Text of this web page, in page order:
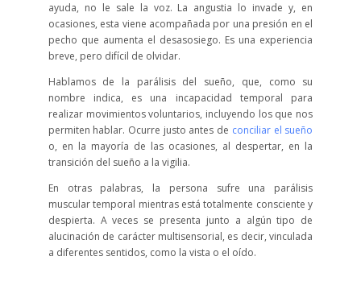
ayuda, no le sale la voz. La angustia lo invade y, en
ocasiones, esta viene acompañada por una presión en el
pecho que aumenta el desasosiego. Es una experiencia
breve, pero difícil de olvidar.
Hablamos de la parálisis del sueño, que, como su
nombre indica, es una incapacidad temporal para
realizar movimientos voluntarios, incluyendo los que nos
permiten hablar. Ocurre justo antes de conciliar el sueño
o, en la mayoría de las ocasiones, al despertar, en la
transición del sueño a la vigilia.
En otras palabras, la persona sufre una parálisis
muscular temporal mientras está totalmente consciente y
despierta. A veces se presenta junto a algún tipo de
alucinación de carácter multisensorial, es decir, vinculada
a diferentes sentidos, como la vista o el oído.